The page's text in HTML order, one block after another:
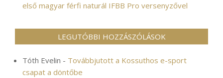
első magyar férfi naturál IFBB Pro versenyzővel
LEGUTÓBBI HOZZÁSZÓLÁSOK
Tóth Evelin - Továbbjutott a Kossuthos e-sport
csapat a döntőbe